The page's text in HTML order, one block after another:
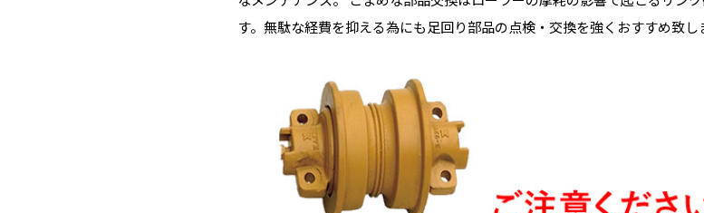
す。無駄な経費を抑える為にも足回り部品の点検・交換を強くおすすめ致し